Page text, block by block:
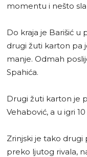
momentu i nešto
Do kraja je Barišić
drugi žuti karton pa
manje. Odmah
Spahića.
Drugi žuti karton je
Vehabović, a u igri 10
Zrinjski je tako
preko ljutog rivala,